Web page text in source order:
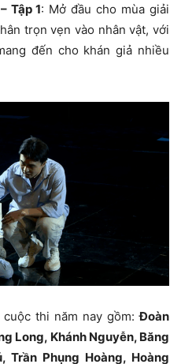
Tập 1: Mở đầu cho mùa giải
trọn vẹn vào nhân vật, với
đến cho khán giả nhiều
cuộc thi năm nay gồm:Đoàn
Long, Khánh Nguyễn, Băng
Trần Phụng Hoàng, Hoàng